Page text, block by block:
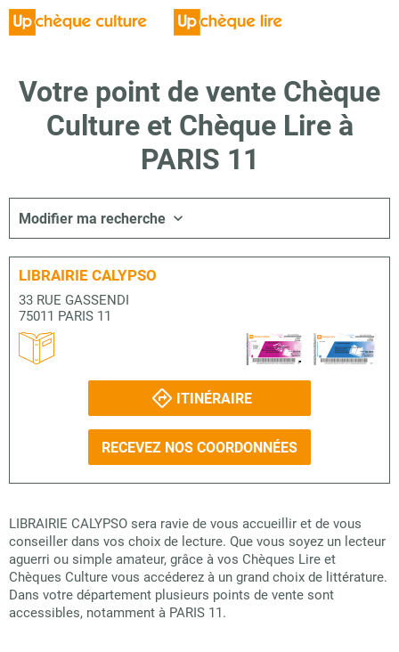
Votre point de vente Chèque
Culture et Chèque Lire à
PARIS 11
Modifier ma recherche
LIBRAIRIE CALYPSO
33 RUE GASSENDI
75011 PARIS 11
ITINÉRAIRE
RECEVEZ NOS COORDONNÉES
LIBRAIRIE CALYPSO sera ravie de vous accueillir et de vous
conseiller dans vos choix de lecture. Que vous soyez un lecteur
aguerri ou simple amateur, grâce à vos Chèques Lire et
Chèques Culture vous accéderez à un grand choix de littérature.
Dans votre département plusieurs points de vente sont
accessibles, notamment à PARIS 11.